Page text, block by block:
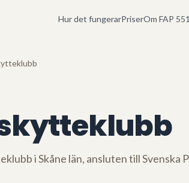
Hur det fungerarPriserOm FAP
iSkåne län, ansluten till